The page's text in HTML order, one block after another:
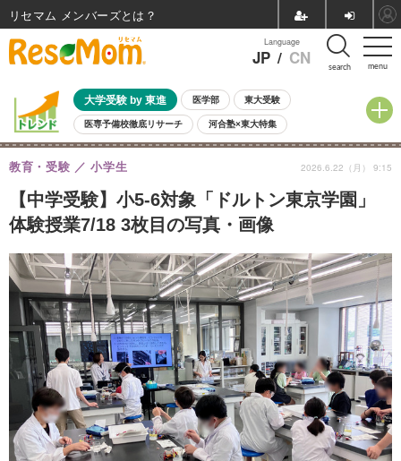
menu
Language
JP / CN search
大学受験 by 東進 医学部 東大受験
医専予備校徹底リサーチ 河合塾×東大特集
親子で考える大学選び 高校受験 中学受験 小学校受験
共通テスト 夏休み
8月開催イベント・WS 全国公立高校 過去問 人気記事
自由研究教材（小学生向け） 自由研究教材（中学生向け）
【中学受験】小5-6対象「ドルトン東京学園」
体験授業7/18 3枚目の写真・画像
教育・受験 小学生 2026.6.22（月） 9:15
リセマム メンバーズ